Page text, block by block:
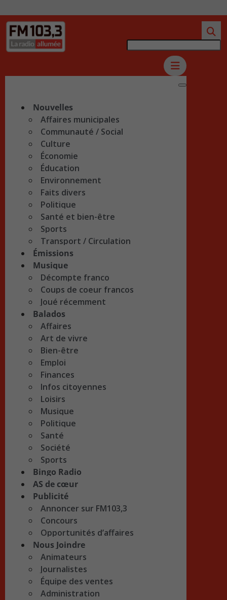
Nouvelles
Affaires municipales
Communauté / Social
Culture
Économie
Éducation
Environnement
Faits divers
Politique
Santé et bien-être
Sports
Transport / Circulation
Émissions
Musique
Décompte franco
Coups de coeur francos
Joué récemment
Balados
Affaires
Art de vivre
Bien-être
Emploi
Finances
Infos citoyennes
Loisirs
Musique
Politique
Santé
Société
Sports
Bingo Radio
AS de cœur
Publicité
Annoncer sur FM103,3
Concours
Opportunités d’affaires
Nous Joindre
Animateurs
Journalistes
Équipe des ventes
Administration